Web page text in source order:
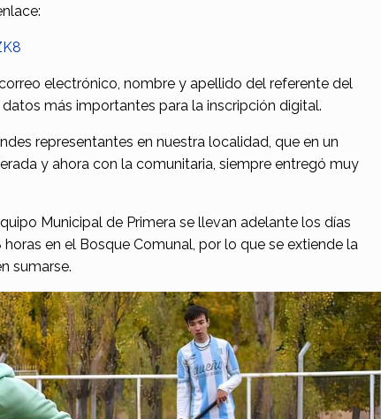
electrónico, nombre y apellido del referente del
más importantes para la inscripción digital.
representantes en nuestra localidad, que en un
y ahora con la comunitaria, siempre entregó muy
Municipal de Primera se llevan adelante los días
en el Bosque Comunal, por lo que se extiende la
sumarse.